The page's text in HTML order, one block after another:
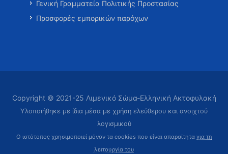
Γενική Γραμματεία Πολιτικής Προστασίας
Προσφορές εμπορικών παρόχων
Copyright © 2021-25 Λιμενικό Σώμα-Ελληνική Ακτοφυλακή
Υλοποιήθηκε με ίδια μέσα με χρήση ελεύθερου και ανοιχτού
λογισμικού
Ο ιστότοπος χρησιμοποιεί μόνον τα cookies που είναι απαραίτητα για τη
λειτουργία του